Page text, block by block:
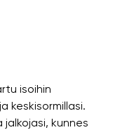
isoihin
keskisormillasi.
kunnes